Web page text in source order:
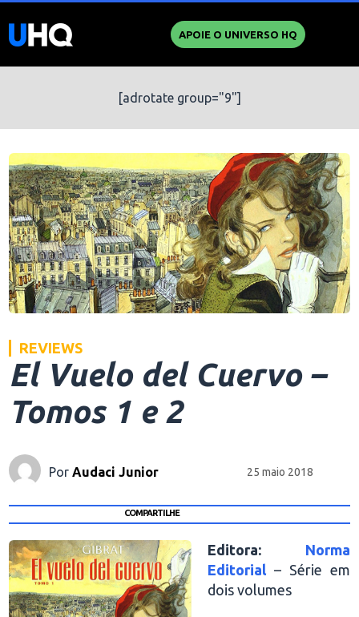
APOIE O UNIVERSO HQ
[adrotate group="9"]
REVIEWS
El Vuelo del Cuervo –
Tomos 1 e 2
Por Audaci Junior 25 maio 2018
COMPARTILHE
Editora: Norma
Editorial – Série em
dois volumes